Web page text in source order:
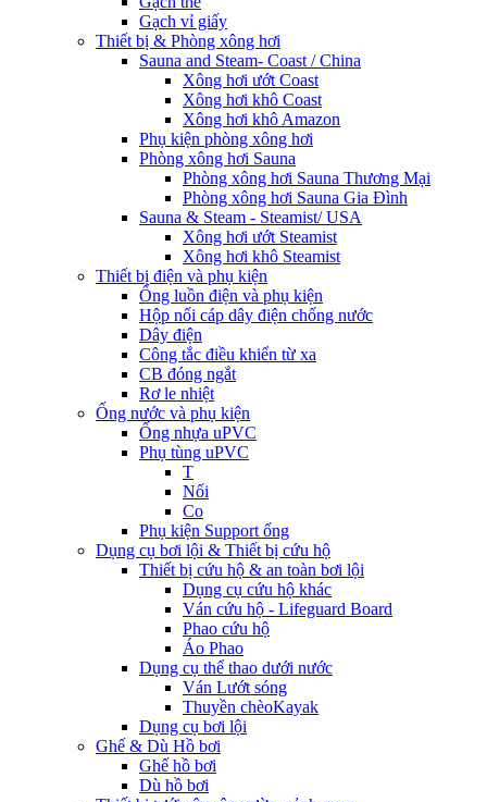
Gạch vỉ giấy
Thiết bị & Phòng xông hơi
Sauna and Steam- Coast / China
Xông hơi ướt Coast
Xông hơi khô Coast
Xông hơi khô Amazon
Phụ kiện phòng xông hơi
Phòng xông hơi Sauna
Phòng xông hơi Sauna Thương Mại
Phòng xông hơi Sauna Gia Đình
Sauna & Steam - Steamist/ USA
Xông hơi ướt Steamist
Xông hơi khô Steamist
Thiết bị điện và phụ kiện
Ống luồn điện và phụ kiện
Hộp nối cáp dây điện chống nước
Dây điện
Công tắc điều khiển từ xa
CB đóng ngắt
Rơ le nhiệt
Ống nước và phụ kiện
Ống nhựa uPVC
Phụ tùng uPVC
T
Nối
Co
Phụ kiện Support ống
Dụng cụ bơi lội & Thiết bị cứu hộ
Thiết bị cứu hộ & an toàn bơi lội
Dụng cụ cứu hộ khác
Ván cứu hộ - Lifeguard Board
Phao cứu hộ
Áo Phao
Dụng cụ thể thao dưới nước
Ván Lướt sóng
Thuyền chèoKayak
Dụng cụ bơi lội
Ghế & Dù Hồ bơi
Ghế hồ bơi
Dù hồ bơi